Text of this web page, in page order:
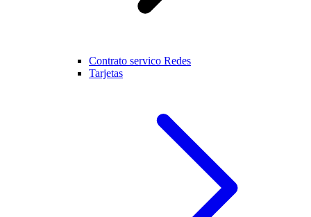
Contrato servico Redes
Tarjetas